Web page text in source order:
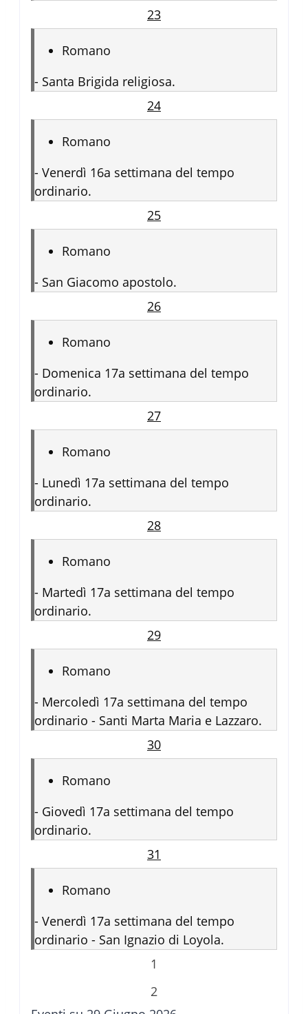
23
Romano
- Santa Brigida religiosa.
24
Romano
- Venerdì 16a settimana del tempo
ordinario.
25
Romano
- San Giacomo apostolo.
26
Romano
- Domenica 17a settimana del tempo
ordinario.
27
Romano
- Lunedì 17a settimana del tempo
ordinario.
28
Romano
- Martedì 17a settimana del tempo
ordinario.
29
Romano
- Mercoledì 17a settimana del tempo
ordinario - Santi Marta Maria e Lazzaro.
30
Romano
- Giovedì 17a settimana del tempo
ordinario.
31
Romano
- Venerdì 17a settimana del tempo
ordinario - San Ignazio di Loyola.
1
2